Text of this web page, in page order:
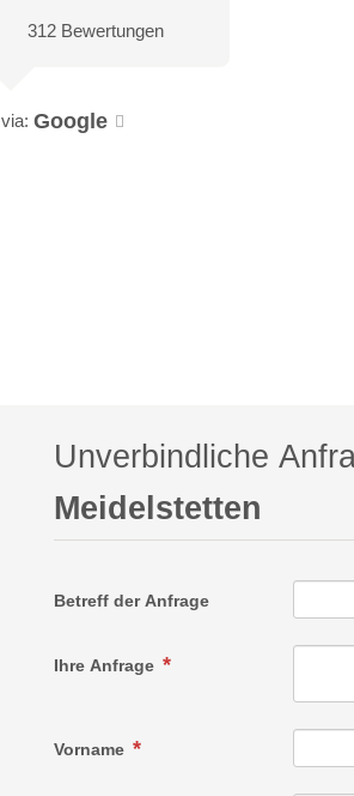
312 Bewertungen
via: Google
Unverbindliche
Meidelstetten
Betreff der Anfrage
Ihre Anfrage
Vorname